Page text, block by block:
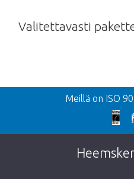
Valitettavasti
Takaisin
Liian
Valitettavasti tämä
Meillä on ISO